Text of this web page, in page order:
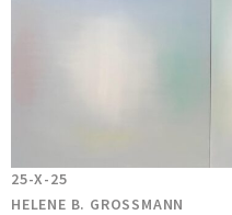
25-X-25
HELENE B. GROSSMANN